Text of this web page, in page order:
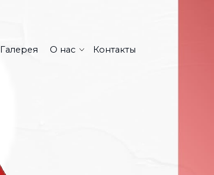
Галерея О нас Контакты